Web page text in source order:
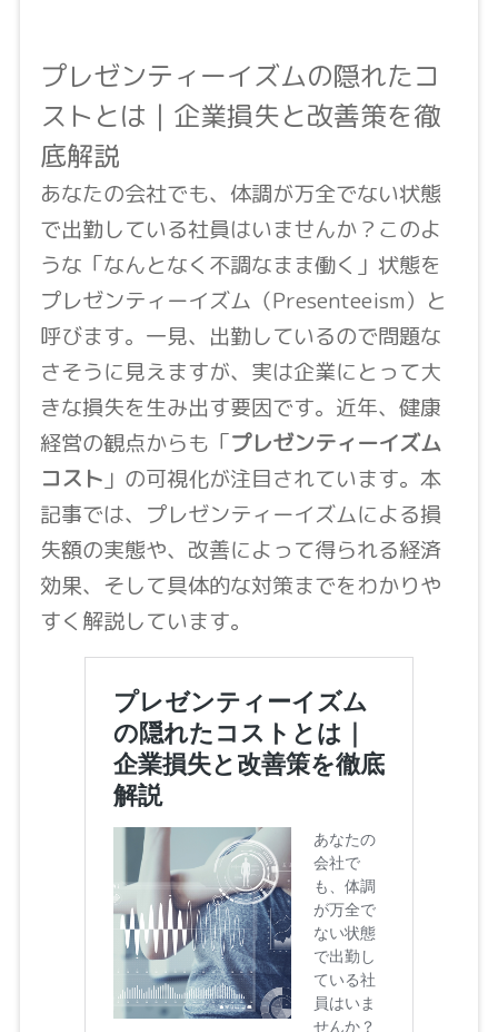
プレゼンティーイズムの隠れたコ
ストとは｜企業損失と改善策を徹
底解説
あなたの会社でも、体調が万全でない状態
で出勤している社員はいませんか？このよ
うな「なんとなく不調なまま働く」状態を
プレゼンティーイズム（Presenteeism）と
呼びます。一見、出勤しているので問題な
さそうに見えますが、実は企業にとって大
きな損失を生み出す要因です。近年、健康
経営の観点からも「プレゼンティーイズム
コスト 」の可視化が注目されています。本
記事では、プレゼンティーイズムによる損
失額の実態や、改善によって得られる経済
効果、そして具体的な対策までをわかりや
すく解説しています。